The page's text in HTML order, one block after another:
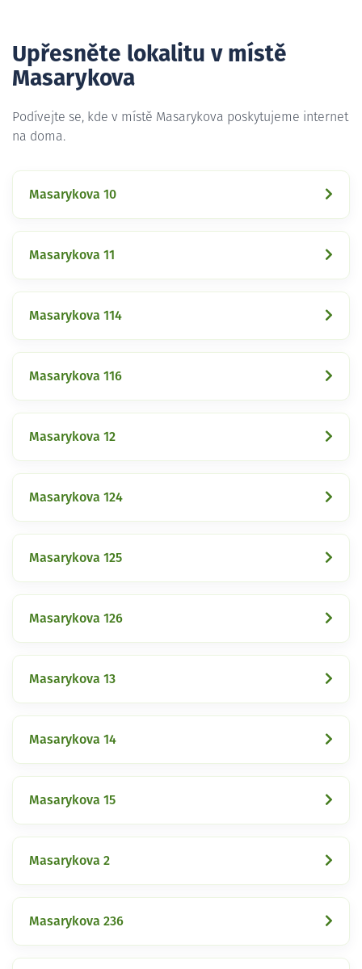
Upřesněte lokalitu v místě
Masarykova
Podívejte se, kde v místě Masarykova poskytujeme internet
na doma.
Masarykova 10
Masarykova 11
Masarykova 114
Masarykova 116
Masarykova 12
Masarykova 124
Masarykova 125
Masarykova 126
Masarykova 13
Masarykova 14
Masarykova 15
Masarykova 2
Masarykova 236